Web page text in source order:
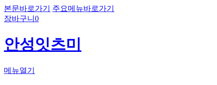
본문바로가기
주요메뉴바로가기
장바구니 0
안성잇츠미
메뉴열기